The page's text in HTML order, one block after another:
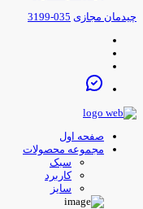
چیدمان مجازی 035-3199
صفحه اول
مجموعه محصولات
سبک
کاربرد
سایز